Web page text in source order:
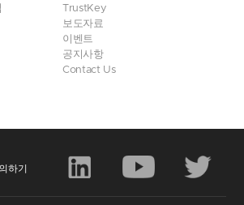
키를 도입하여 많은 사람들이 사용하게 된다는
술이나 유행에 민감하지 않은 사람이더라도 패
생긴다는 뜻이 됩니다. 패스키의 편리함에 사
따라서 패스키에 대한 수요가 높아진다면 다른
서도 패스키를 도입할 수밖에 없을 겁니다.”
는 선택이죠. 또한 패스키를 국가별로 혹은 최
도 아직 지원이 안 되는 걸로 보이고, 장비 관리에
씩 나타나고 있습니다. 패스키라는 기술 자체
TrustKey
보도자료
이벤트
공지사항
Contact Us
하기